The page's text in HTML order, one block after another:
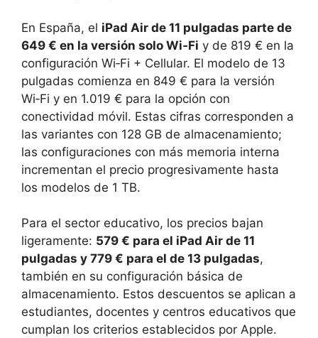
En España, el iPad Air de 11 pulgadas parte de
649 € en la versión solo Wi‑Fi y de 819 € en la
configuración Wi‑Fi + Cellular. El modelo de 13
pulgadas comienza en 849 € para la versión
Wi‑Fi y en 1.019 € para la opción con
conectividad móvil. Estas cifras corresponden a
las variantes con 128 GB de almacenamiento;
las configuraciones con más memoria interna
incrementan el precio progresivamente hasta
los modelos de 1 TB.
Para el sector educativo, los precios bajan
ligeramente: 579 € para el iPad Air de 11
pulgadas y 779 € para el de 13 pulgadas,
también en su configuración básica de
almacenamiento. Estos descuentos se aplican a
estudiantes, docentes y centros educativos que
cumplan los criterios establecidos por Apple.